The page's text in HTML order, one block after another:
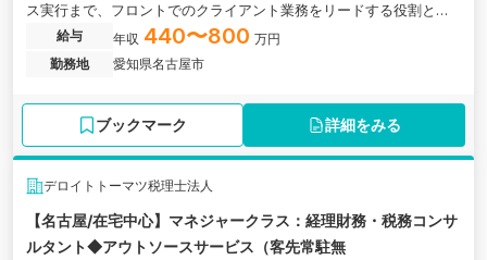
ス実行まで、フロントでのクライアント業務をリードする役割とな
っていただけるよう、様々な業種のオペレーションを行っていただ
きます。愛知県名古屋市にある税理士法人です。
給与 年収 440〜800 万円
勤務地
愛知県名古屋市
ブックマーク 詳細をみる
デロイトトーマツ税理士法人
【名古屋/在宅中心】マネジャークラス：経理財務・税務コンサ
ルタント◆アウトソースサービス（客先常駐無